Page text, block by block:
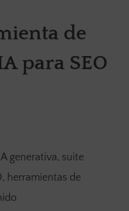
de
para SEO
generativa, suite
herramientas de